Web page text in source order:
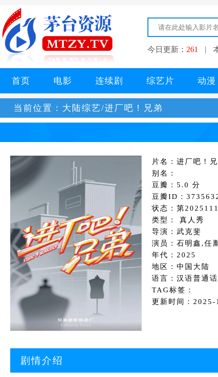
今日更新： 261 |
首页 电影 连续剧 综艺片 动漫
当前位置： 大陆综艺/进厂吧！兄弟
片名：进厂吧！
别名：
豆瓣：5.0 分
豆瓣ID：
状态：第
类型： 真人秀
导演：武克斐
演员：石明鑫,任
年代：2025
地区：中国大陆
语言：汉语普通话
TAG标签：
更新时间：
剧情介绍